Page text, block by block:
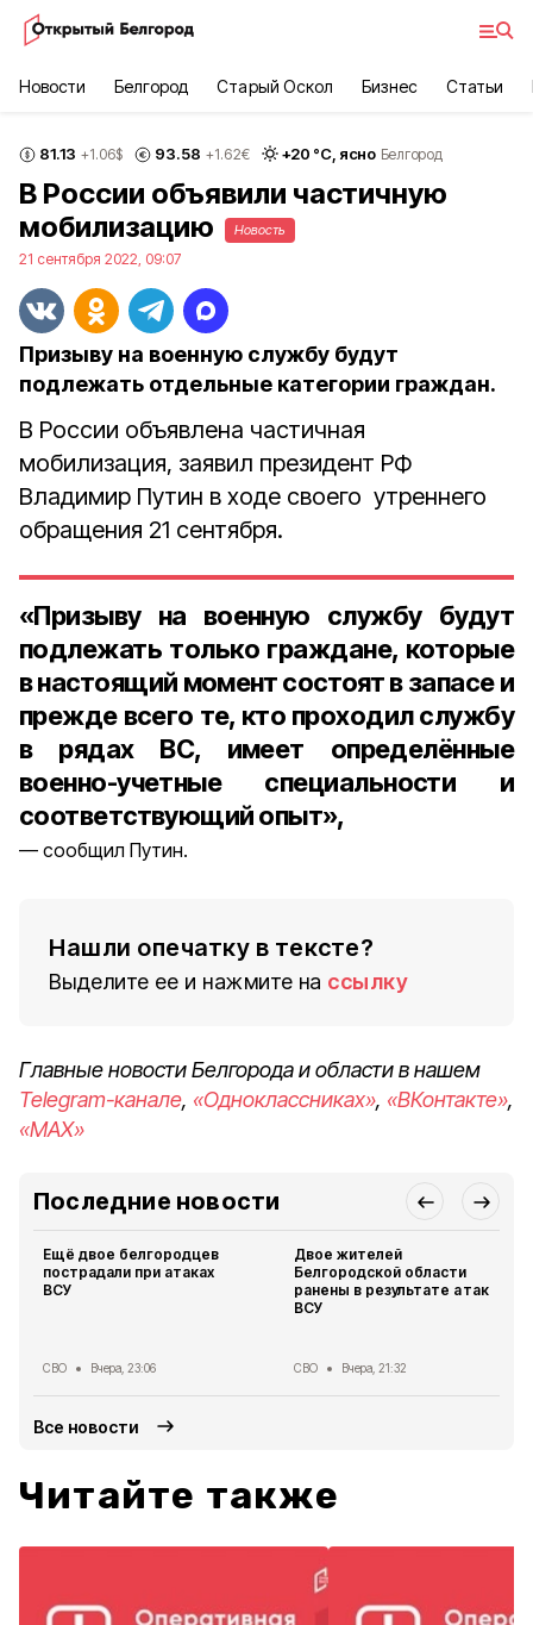
Новости Белгород Старый Оскол Бизнес Статьи
81.13 +1.06$ 93.58 +1.62€ +20 °С, ясно Белгород
В России объявили частичную
мобилизацию
Новость
21 сентября 2022, 09:07
Призыву на военную службу будут
подлежать отдельные категории граждан.
В России объявлена частичная
мобилизация, заявил президент РФ
Владимир Путин в ходе своего утреннего
обращения 21 сентября.
«Призыву на военную службу будут
подлежать только граждане, которые
в настоящий момент состоят в запасе и
прежде всего те, кто проходил службу
в рядах ВС, имеет определённые
военно-учетные специальности и
соответствующий опыт»,
сообщил Путин.
Нашли опечатку в тексте?
Выделите ее и нажмите на ссылку
Главные новости Белгорода и области в нашем
Telegram-канале, «Одноклассниках», «ВКонтакте»,
«MAX»
Последние новости
Ещё двое белгородцев
пострадали при атаках
ВСУ
СВО Вчера, 23:06
Двое жителей
Белгородской области
ранены в результате атак
ВСУ
СВО Вчера, 21:32
Все новости
Читайте также